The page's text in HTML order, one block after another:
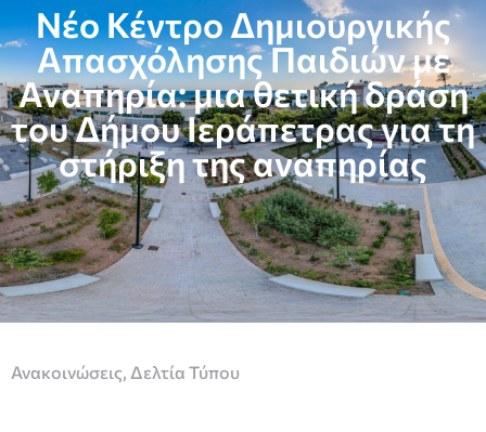
Νέο Κέντρο Δημιουργικής
Απασχόλησης Παιδιών με
Αναπηρία: μια θετική δράση
του Δήμου Ιεράπετρας για τη
στήριξη της αναπηρίας
Ανακοινώσεις Δελτία Τύπου